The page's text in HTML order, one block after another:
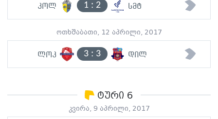
კოლ 1: 2 სმტ
ოთხშაბათი, 12 აპრილი, 2017
ლოკ 3: 3 დილ
ტური 6
კვირა, 9 აპრილი, 2017